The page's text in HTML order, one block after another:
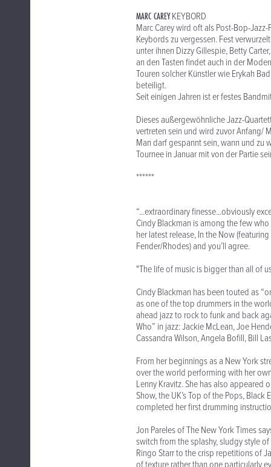
MARC CAREYKEYBORD
Marc Carey wird oft als Post-Bop-
Keybords zu vergessen. Fest
unter ihnen Dizzy Gillespie, Betty
an den Tasten findet auch in der
Touren solcher Künstler wie Erykah
beteiligt.
Seit einigen Jahren ist er festes
Dieses außergewöhnliche Jazz-
vertreten sein und wird zuvor Anfang/
Man darf gespannt sein, wann und zu
Tournee in Januar mit von der Partie
******
“...extraordinary finesse...obviously
Cindy Blackman is among the few
her latest release, In the Now
Fender/Rhodes) and you’ll agree.
"The life of music is bigger than all of
Cindy Blackman has been touted as
as one of the top drummers in the
ahead jazz to rock to funk and back
Who” in jazz: Jackie McLean, Joe
Cassandra Wilson, Angela Bofill, Bill
From her beginnings as a New York
over the world performing with her
Lenny Kravitz. She has also appeared
Show, the UK’s Top of the Pops,
completed her first drumming
Jon Pareles of The New York Times
switch from the splashy, sludgy style
Ringo Starr to the crisp repetitions of